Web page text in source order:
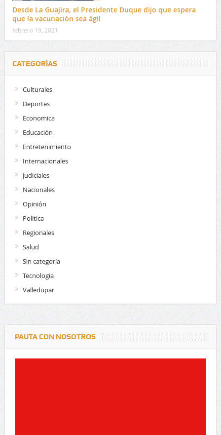
Desde La Guajira, el Presidente Duque dijo que espera
que la vacunación sea ágil
febrero 19, 2021
CATEGORÍAS
Culturales
Deportes
Economica
Educación
Entretenimiento
Internacionales
Judiciales
Nacionales
Opinión
Politica
Regionales
Salud
Sin categoría
Tecnologia
Valledupar
PAUTA CON NOSOTROS